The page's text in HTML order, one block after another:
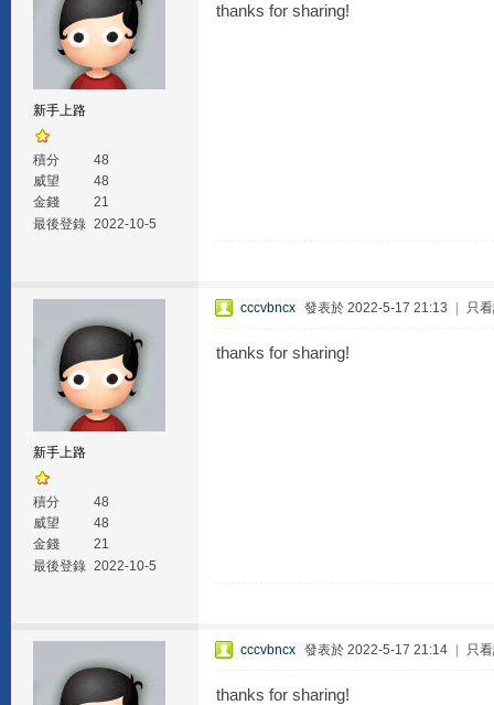
新手上路
積分
48
威望
48
金錢
21
最後登錄 2022-10-5
thanks for sharing!
新手上路
積分
48
威望
48
金錢
21
最後登錄 2022-10-5
cccvbncx 發表於 2022-5-17 21:13 只
thanks for sharing!
cccvbncx 發表於 2022-5-17 21:14 只
thanks for sharing!